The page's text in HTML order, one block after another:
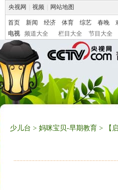
央视网 视频 网站地图
首页 新闻 经济 体育 综艺 春晚
电视
频道大全 栏目大全 节目大全
少儿台 > 妈咪宝贝-早期教育 > 【